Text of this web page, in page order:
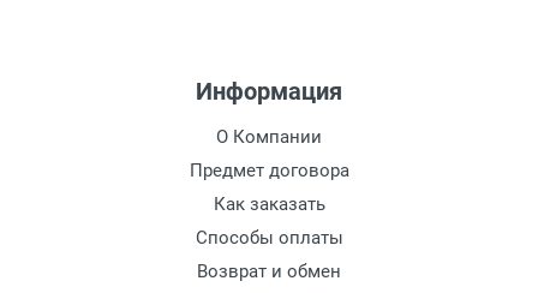
Информация
О Компании
Предмет договора
Как заказать
Способы оплаты
Возврат и обмен